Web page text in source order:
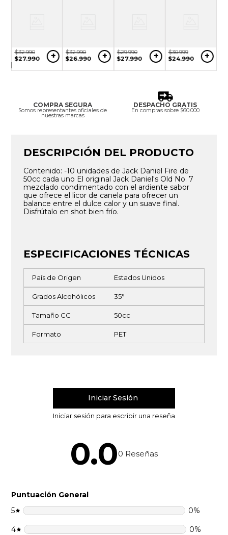
$32.990
$27.990 + $32.990
$26.990 + $29.990
$27.990 + $30.999
$24.990 +
COMPRA SEGURA
Somos representantes oficiales de
nuestras marcas
DESPACHO GRATIS
En compras sobre $60.000
DESCRIPCIÓN DEL PRODUCTO
Contenido: -10 unidades de Jack Daniel Fire de
50cc cada uno El original Jack Daniel's Old No. 7
mezclado condimentado con el ardiente sabor
que ofrece el licor de canela para ofrecer un
balance entre el dulce calor y un suave final.
Disfrútalo en shot bien frío.
ESPECIFICACIONES TÉCNICAS
País de Origen Estados Unidos
Grados Alcohólicos 35°
Tamaño CC 50cc
Formato PET
0.00 Reseñas
Puntuación General
5
0%
4 0%